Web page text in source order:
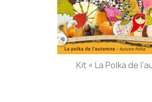
Kit « La Polka de